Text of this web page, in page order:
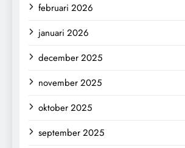
februari 2026
januari 2026
december 2025
november 2025
oktober 2025
september 2025